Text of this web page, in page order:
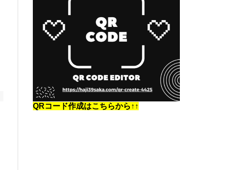
QRコード作成はこちらから↑↑